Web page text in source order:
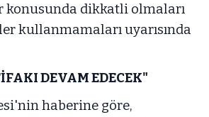
konusunda dikkatli olmaları
kullanmamaları uyarısında
DEVAM EDECEK"
haberine göre,